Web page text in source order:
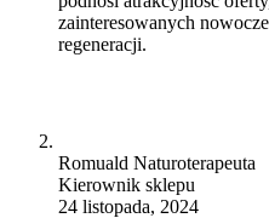
zainteresowanych
regeneracji.
Romuald Naturoterapeuta
Kierownik sklepu
24 listopada, 2024